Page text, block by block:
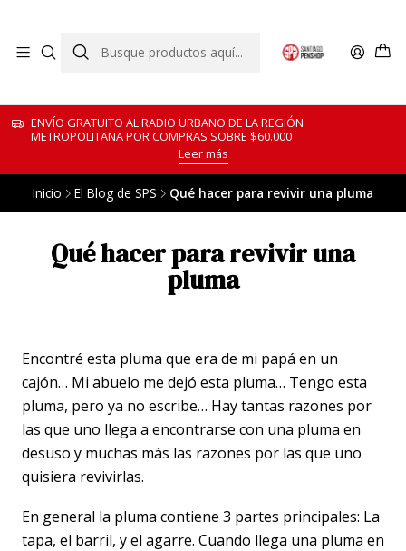
ENVÍO GRATUITO AL RADIO URBANO DE LA REGIÓN
METROPOLITANA POR COMPRAS SOBRE $60.000
Leer más
Inicio El Blog de SPS Qué hacer para revivir una pluma
Qué hacer para revivir una
pluma
Encontré esta pluma que era de mi papá en un
cajón… Mi abuelo me dejó esta pluma… Tengo esta
pluma, pero ya no escribe… Hay tantas razones por
las que uno llega a encontrarse con una pluma en
desuso y muchas más las razones por las que uno
quisiera revivirlas.
En general la pluma contiene 3 partes principales: La
tapa, el barril, y el agarre. Cuando llega una pluma en